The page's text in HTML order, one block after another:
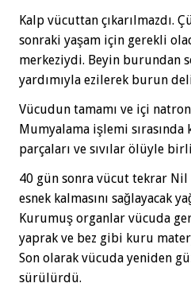
Kalp vücuttan çıkarılmazdı.
sonraki yaşam için gerekli
merkeziydi. Beyin burundan
yardımıyla ezilerek burun
Vücudun tamamı ve içi
Mumyalama işlemi sırasında
parçaları ve sıvılar ölüyle
40 gün sonra vücut tekrar Nil
esnek kalmasını sağlayacak
Kurumuş organlar vücuda
yaprak ve bez gibi kuru
Son olarak vücuda yeniden
sürülürdü.